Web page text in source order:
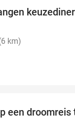
km)
een droomreis